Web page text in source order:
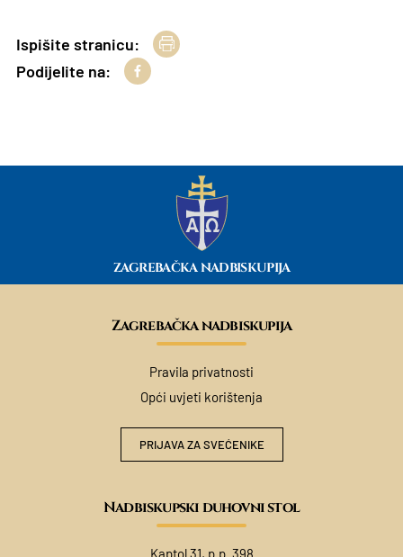
Ispišite stranicu:
Podijelite na:
ZAGREBAČKA NADBISKUPIJA
Zagrebačka nadbiskupija
Pravila privatnosti
Opći uvjeti korištenja
PRIJAVA ZA SVEĆENIKE
Nadbiskupski duhovni stol
Kaptol 31, p.p. 398